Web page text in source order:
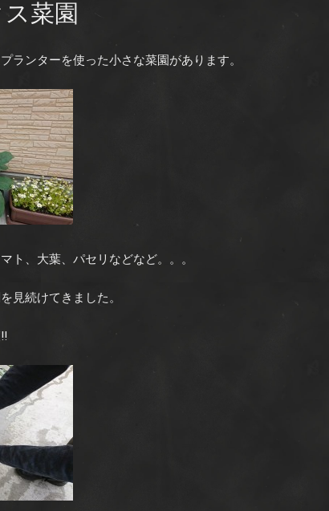
菜園
ランターを使った小さな菜園があります。
ト、大葉、パセリなどなど。。。
見続けてきました。